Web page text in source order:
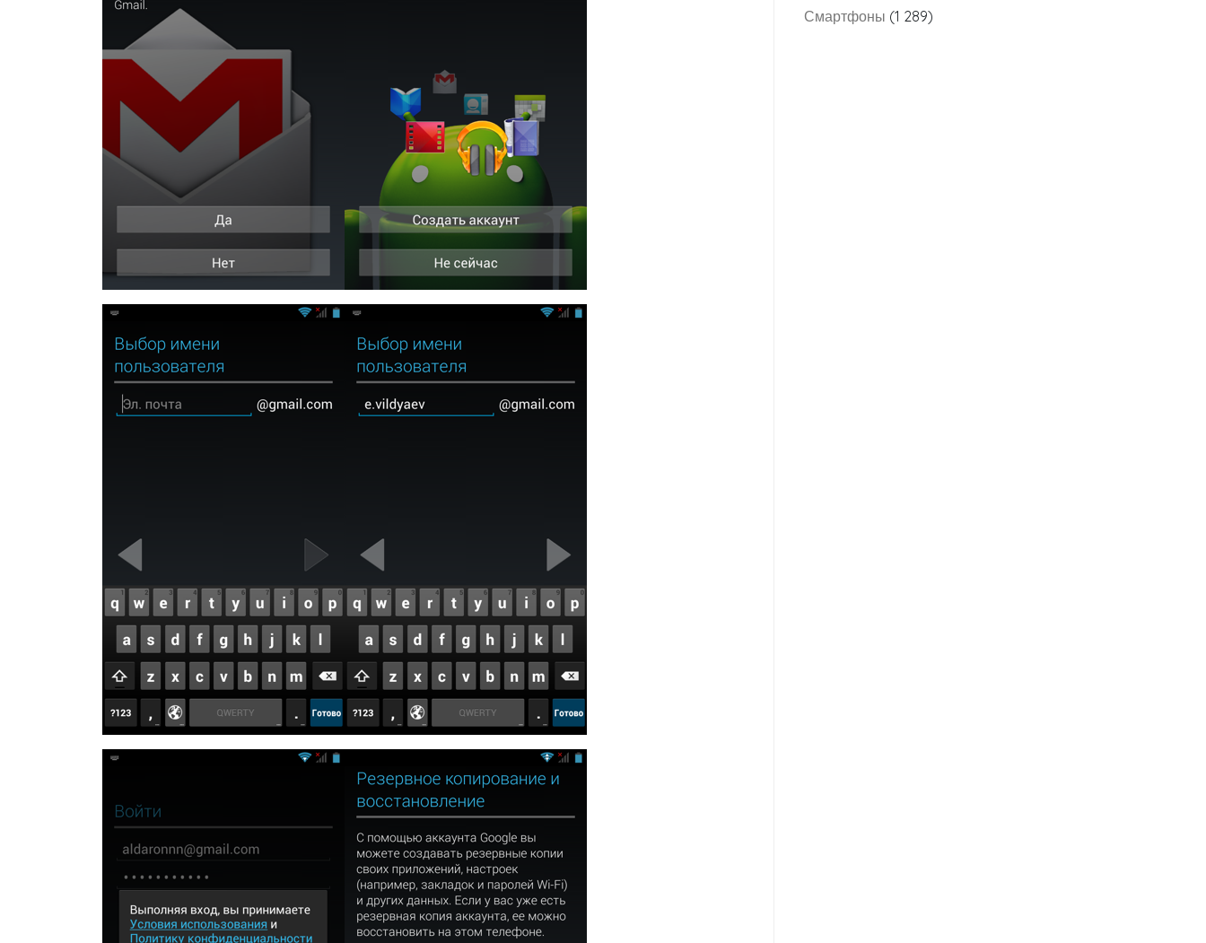
Смартфоны (1 289)